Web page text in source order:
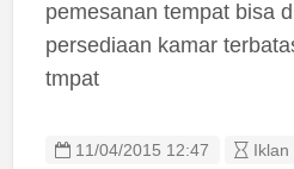
pemesanan tempat bisa
persediaan kamar
tmpat
11/04/2015 12:47 Iklan